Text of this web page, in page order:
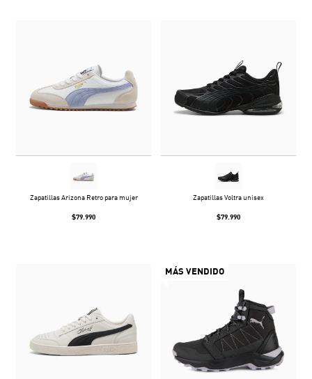
Zapatillas Arizona Retro para mujer
$79.990
Zapatillas Voltra unisex
$79.990
MÁS VENDIDO